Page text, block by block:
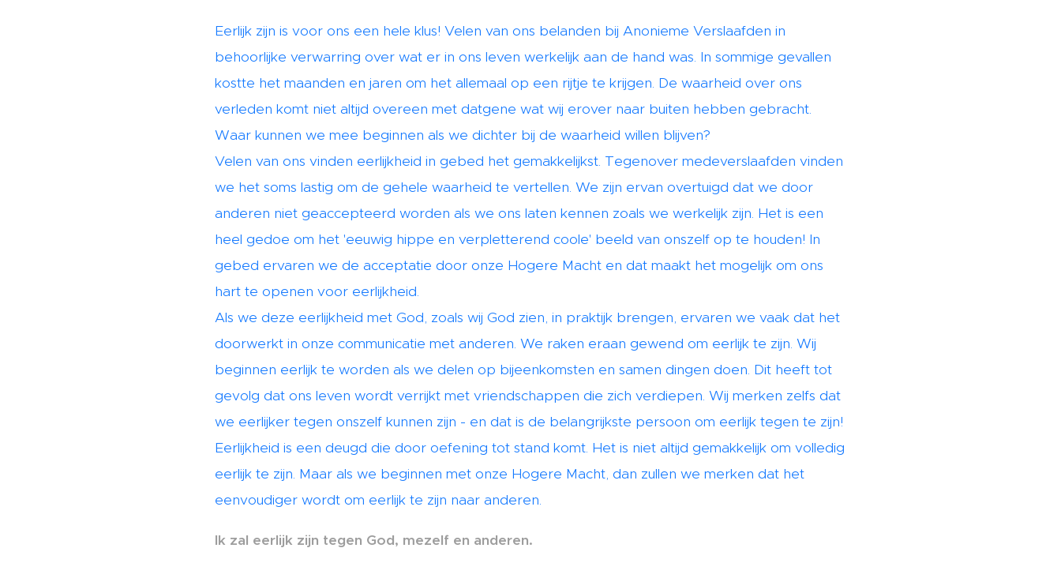
Eerlijk zijn is voor ons een hele klus! Velen van ons belanden bij Anonieme Verslaafden in
behoorlijke verwarring over wat er in ons leven werkelijk aan de hand was. In sommige gevallen
kostte het maanden en jaren om het allemaal op een rijtje te krijgen. De waarheid over ons
verleden komt niet altijd overeen met datgene wat wij erover naar buiten hebben gebracht.
Waar kunnen we mee beginnen als we dichter bij de waarheid willen blijven?
Velen van ons vinden eerlijkheid in gebed het gemakkelijkst. Tegenover medeverslaafden vinden
we het soms lastig om de gehele waarheid te vertellen. We zijn ervan overtuigd dat we door
anderen niet geaccepteerd worden als we ons laten kennen zoals we werkelijk zijn. Het is een
heel gedoe om het 'eeuwig hippe en verpletterend coole' beeld van onszelf op te houden! In
gebed ervaren we de acceptatie door onze Hogere Macht en dat maakt het mogelijk om ons
hart te openen voor eerlijkheid.
Als we deze eerlijkheid met God, zoals wij God zien, in praktijk brengen, ervaren we vaak dat het
doorwerkt in onze communicatie met anderen. We raken eraan gewend om eerlijk te zijn. Wij
beginnen eerlijk te worden als we delen op bijeenkomsten en samen dingen doen. Dit heeft tot
gevolg dat ons leven wordt verrijkt met vriendschappen die zich verdiepen. Wij merken zelfs dat
we eerlijker tegen onszelf kunnen zijn - en dat is de belangrijkste persoon om eerlijk tegen te zijn!
Eerlijkheid is een deugd die door oefening tot stand komt. Het is niet altijd gemakkelijk om volledig
eerlijk te zijn. Maar als we beginnen met onze Hogere Macht, dan zullen we merken dat het
eenvoudiger wordt om eerlijk te zijn naar anderen.
Ik zal eerlijk zijn tegen God, mezelf en anderen.